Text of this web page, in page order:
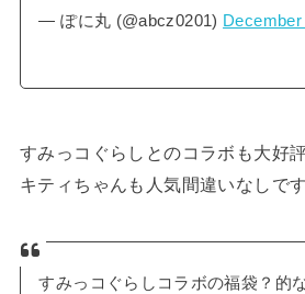
— ぽに丸 (@abcz0201)
すみっコぐらしとのコラボも大好
キティちゃんも人気間違いなしで
すみっコぐらしコラボの福袋？的